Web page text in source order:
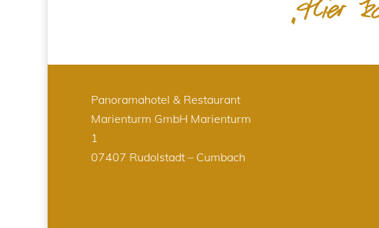
Panoramahotel & Restaurant
Marienturm GmbH Marienturm
1
07407 Rudolstadt – Cumbach